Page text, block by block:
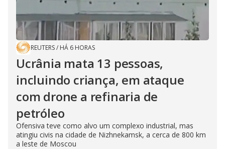
REUTERS/ HÁ 6 HORAS
Ucrânia mata 13 pessoas,
incluindo criança, em ataque
com drone a refinaria de
petróleo
Ofensiva teve como alvo um complexo industrial, mas
atingiu civis na cidade de Nizhnekamsk, a cerca de 800 km
a leste de Moscou